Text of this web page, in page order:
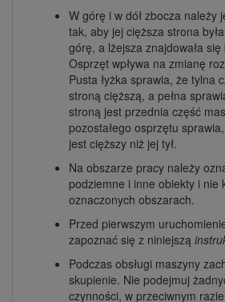
W górę i w dół zbocza należy
tak, aby jej cięższa strona
górę, a lżejsza znajdowała się
Osprzęt wpływa na zmianę
Pusta łyżka sprawia, że tylna
stroną cięższą, a pełna
stroną jest przednia część
pozostałego osprzętu
jest cięższy niż jej tył.
Na obszarze pracy należy
podziemne i inne obiekty i nie
oznaczonych obszarach.
Przed pierwszym
zapoznać się z niniejszą
Podczas obsługi maszyny
skupienie. Nie podejmuj
czynności, w przeciwnym